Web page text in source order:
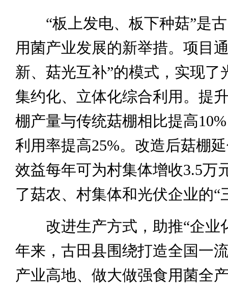
“板上发电、板下种菇”是古
用菌产业发展的新举措。项目
新、菇光互补”的模式，实现了
集约化、立体化综合利用。提
棚产量与传统菇棚相比提高
利用率提高25%。改造后菇棚
效益每年可为村集体增收3.5万
了菇农、村集体和光伏企业的“
改进生产方式，助推“企业
年来，古田县围绕打造全国一
产业高地、做大做强食用菌全